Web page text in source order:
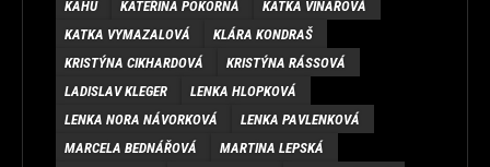
KAHU
KATEŘINA POKORNÁ
KATKA VINAŘOVÁ
KATKA VYMAZALOVÁ
KLÁRA KONDRAŠ
KRISTÝNA CIKHARDOVÁ
KRISTÝNA RÁSSOVÁ
LADISLAV KLEGER
LENKA HLOPKOVÁ
LENKA NORA NÁVORKOVÁ
LENKA PAVLENKOVÁ
MARCELA BEDNÁŘOVÁ
MARTINA LEPSKÁ